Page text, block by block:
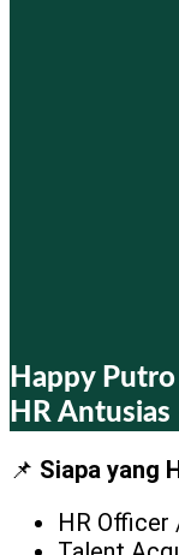
Happy
HR
📌 Siapa yang
HR Officer